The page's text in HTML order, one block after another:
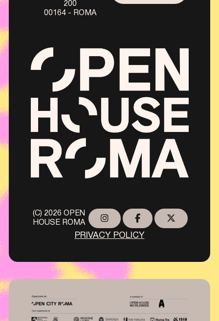
200
00164 - ROMA
(C) 2026 OPEN
HOUSE ROMA
PRIVACY POLICY